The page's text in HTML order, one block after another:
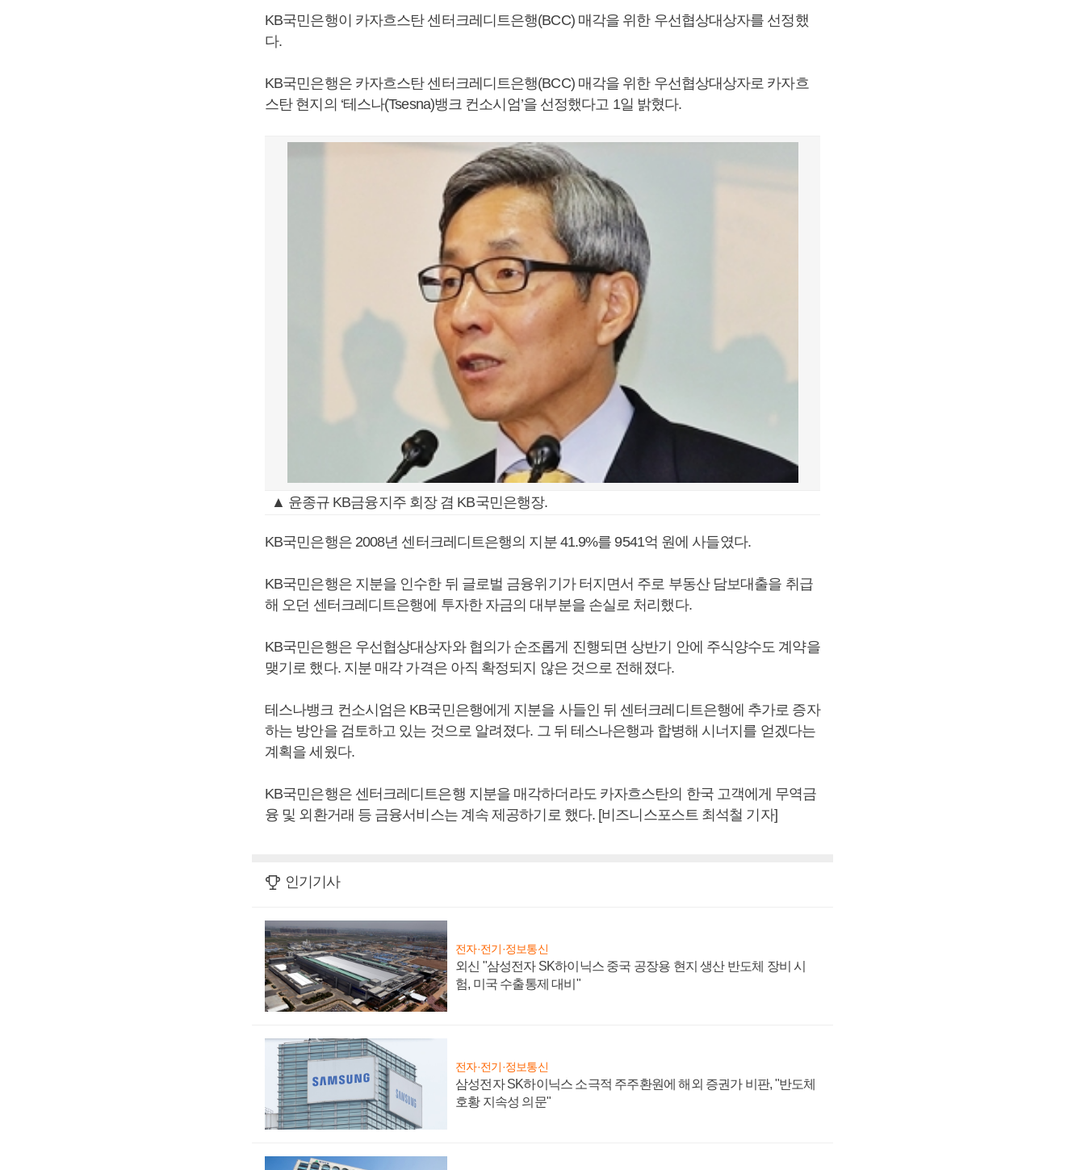
KB국민은행이 카자흐스탄 센터크레디트은행(BCC) 매각을 위한 우선협상대상자를 선정했
다.
KB국민은행은 카자흐스탄 센터크레디트은행(BCC) 매각을 위한 우선협상대상자로 카자흐
스탄 현지의 ‘테스나(Tsesna)뱅크 컨소시엄’을 선정했다고 1일 밝혔다.
▲ 윤종규 KB금융지주 회장 겸 KB국민은행장.
KB국민은행은 2008년 센터크레디트은행의 지분 41.9%를 9541억 원에 사들였다.
KB국민은행은 지분을 인수한 뒤 글로벌 금융위기가 터지면서 주로 부동산 담보대출을 취급
해 오던 센터크레디트은행에 투자한 자금의 대부분을 손실로 처리했다.
KB국민은행은 우선협상대상자와 협의가 순조롭게 진행되면 상반기 안에 주식양수도 계약을
맺기로 했다. 지분 매각 가격은 아직 확정되지 않은 것으로 전해졌다.
테스나뱅크 컨소시엄은 KB국민은행에게 지분을 사들인 뒤 센터크레디트은행에 추가로 증자
하는 방안을 검토하고 있는 것으로 알려졌다. 그 뒤 테스나은행과 합병해 시너지를 얻겠다는
계획을 세웠다.
KB국민은행은 센터크레디트은행 지분을 매각하더라도 카자흐스탄의 한국 고객에게 무역금
융 및 외환거래 등 금융서비스는 계속 제공하기로 했다. [비즈니스포스트 최석철 기자]
인기기사
전자·전기·정보통신
외신 "삼성전자 SK하이닉스 중국 공장용 현지 생산 반도체 장비 시
험, 미국 수출통제 대비"
전자·전기·정보통신
삼성전자 SK하이닉스 소극적 주주환원에 해외 증권가 비판, "반도체
호황 지속성 의문"